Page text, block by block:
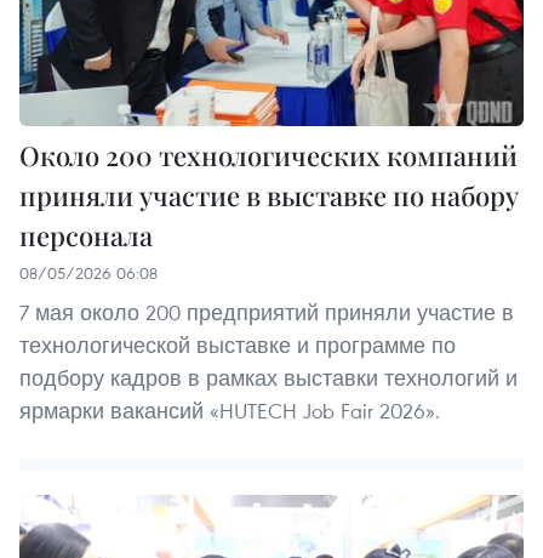
Около 200 технологических компаний
приняли участие в выставке по набору
персонала
08/05/2026 06:08
7 мая около 200 предприятий приняли участие в
технологической выставке и программе по
подбору кадров в рамках выставки технологий и
ярмарки вакансий «HUTECH Job Fair 2026».